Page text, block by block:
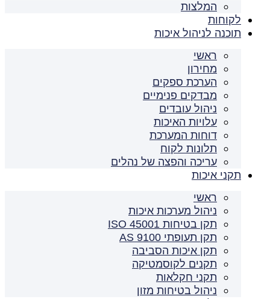
המלצות
לקוחות
תוכנה לניהול איכות
ראשי
מחירון
הערכת ספקים
מבדקים פנימיים
ניהול עובדים
עלויות האיכות
דוחות המערכת
תלונות לקוח
עריכה והפצה של נהלים
תקני איכות
ראשי
ניהול מערכות איכות
תקן בטיחות ISO 45001
תקן תעופתי AS 9100
תקן איכות הסביבה
תקנים לקוסמטיקה
תקני חקלאות
ניהול בטיחות מזון